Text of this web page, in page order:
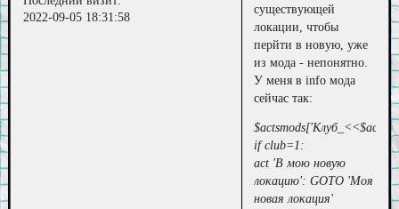
2022-09-05 18:31:58
существующей
локации, чтобы
перйти в новую, уже
из мода - непонятно.
У меня в info мода
сейчас так:
if club=1:
act 'В мою новую
локацию': GOTO 'Моя
новая локация'